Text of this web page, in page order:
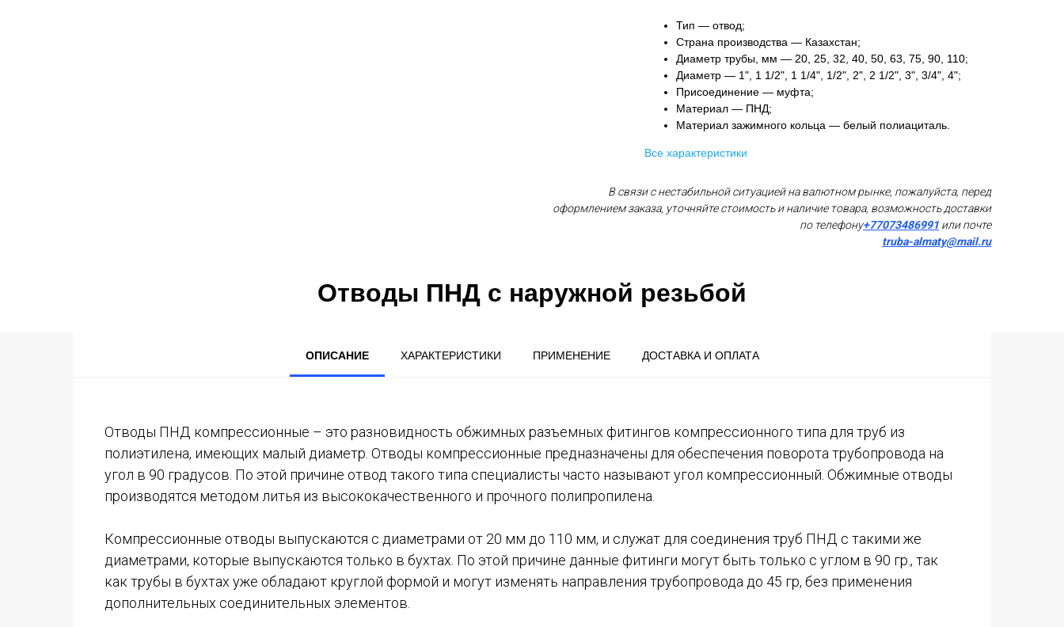
Тип — отвод;
Страна производства — Казахстан;
Диаметр трубы, мм — 20, 25, 32, 40, 50, 63, 75, 90, 110;
Диаметр — 1", 1 1/2", 1 1/4", 1/2", 2", 2 1/2", 3", 3/4", 4";
Присоединение — муфта;
Материал — ПНД;
Материал зажимного кольца — белый полиациталь.
Все характеристики
В связи с нестабильной ситуацией на валютном рынке, пожалуйста, перед
оформлением заказа, уточняйте стоимость и наличие товара, возможность доставки
по телефону+77073486991 или почте
truba-almaty@mail.ru
Отводы ПНД с наружной резьбой
ОПИСАНИЕ ХАРАКТЕРИСТИКИ ПРИМЕНЕНИЕ ДОСТАВКА И ОПЛАТА
Отводы ПНД компрессионные – это разновидность обжимных разъемных фитингов компрессионного типа для труб из
полиэтилена, имеющих малый диаметр. Отводы компрессионные предназначены для обеспечения поворота трубопровода на
угол в 90 градусов. По этой причине отвод такого типа специалисты часто называют угол компрессионный. Обжимные отводы
производятся методом литья из высококачественного и прочного полипропилена.
Компрессионные отводы выпускаются с диаметрами от 20 мм до 110 мм, и служат для соединения труб ПНД с такими же
диаметрами, которые выпускаются только в бухтах. По этой причине данные фитинги могут быть только с углом в 90 гр., так
как трубы в бухтах уже обладают круглой формой и могут изменять направления трубопровода до 45 гр, без применения
дополнительных соединительных элементов.